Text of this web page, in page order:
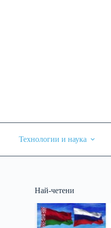
Технологии и наука
Най-четени